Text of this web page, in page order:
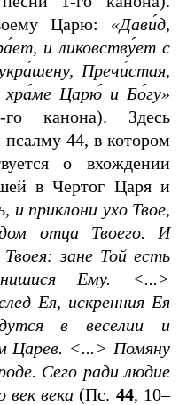
Царю: «Дави́д,
и ликовству́ет с
Пречи́стая,
хра́ме Царю́ и Бо́гу»
канона). Здесь
псалму 44, в котором
о вхождении
в Чертог Царя и
приклони ухо Твое,
отца Твоего. И
зане Той есть
Ему. <...>
Ея, искренния Ея
в веселии и
Царев. <...> Помяну
Сего ради людие
век века (Пс. 44, 10–